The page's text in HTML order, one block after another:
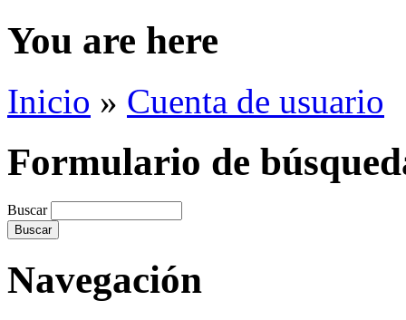
You are here
Inicio » Cuenta de usuario
Formulario de
Buscar
Navegación